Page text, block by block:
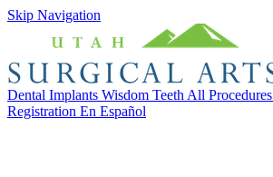
Skip Navigation
Dental Implants Wisdom Teeth All Procedures
Registration En Español